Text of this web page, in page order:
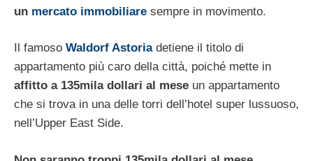
un mercato immobiliare sempre in movimento.
Il famoso Waldorf Astoriadetiene il titolo di
appartamento più caro della città, poiché mette in
affitto a 135mila dollari al mese un appartamento
che si trova in una delle torri dell’hotel super lussuoso,
nell’Upper East Side.